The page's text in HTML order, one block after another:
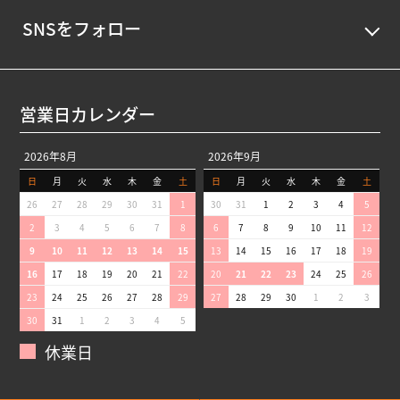
SNSをフォロー
営業日カレンダー
2026年8月
日 月 火 水 木 金
土
26
27 28 29 30 31
1
2
3 4 5 6 7
8
9
10 11 12 13 14
15
16
17 18 19 20 21
22
23
24 25 26 27 28
29
30
31 1 2 3 4 5
2026年9月
日 月 火 水 木 金
土
30
31 1 2 3 4
5
6
7 8 9 10 11
12
13
14 15 16 17 18
19
20
21 22 23 24 25
26
27
28 29 30 1 2 3
休業日